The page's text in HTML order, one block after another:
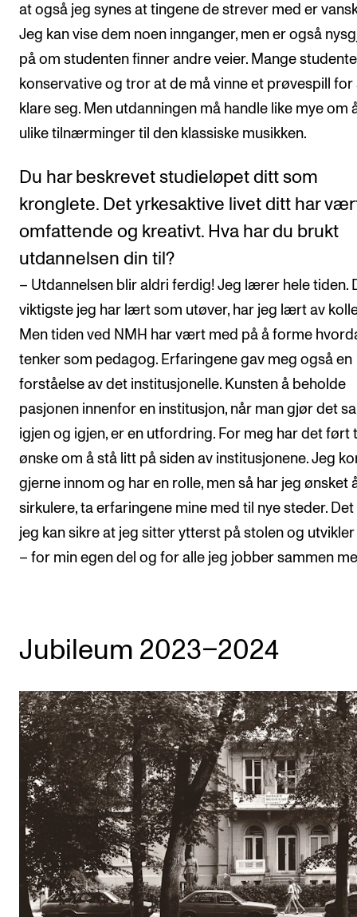
at også jeg synes at tingene de strever med er
Jeg kan vise dem noen innganger, men er også
på om studenten finner andre veier. Mange
konservative og tror at de må vinne et prøvespill for
klare seg. Men utdanningen må handle like mye om
ulike tilnærminger til den klassiske musikken.
Du har beskrevet studieløpet ditt som
kronglete. Det yrkesaktive livet ditt har
omfattende og kreativt. Hva har du brukt
utdannelsen din til?
– Utdannelsen blir aldri ferdig! Jeg lærer hele tiden.
viktigste jeg har lært som utøver, har jeg lært av
Men tiden ved NMH har vært med på å forme
tenker som pedagog. Erfaringene gav meg også en
forståelse av det institusjonelle. Kunsten å beholde
pasjonen innenfor en institusjon, når man gjør det
igjen og igjen, er en utfordring. For meg har det ført
ønske om å stå litt på siden av institusjonene. Jeg
gjerne innom og har en rolle, men så har jeg ønsket
sirkulere, ta erfaringene mine med til nye steder. Det
jeg kan sikre at jeg sitter ytterst på stolen og
– for min egen del og for alle jeg jobber sammen
Jubileum 2023–2024